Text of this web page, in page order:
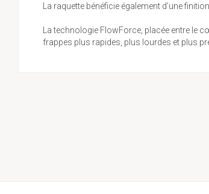
La raquette bénéficie également d’une
La technologie FlowForce, placée entre le
frappes plus rapides, plus lourdes et plus